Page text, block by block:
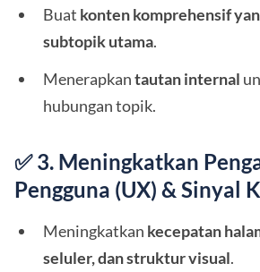
Buat konten komprehensif
subtopik utama.
Menerapkantautan internal
hubungan topik.
✅ 3. Meningkatkan
Pengguna (UX) & Sinyal
Meningkatkan kecepatan
seluler, dan struktur visual.